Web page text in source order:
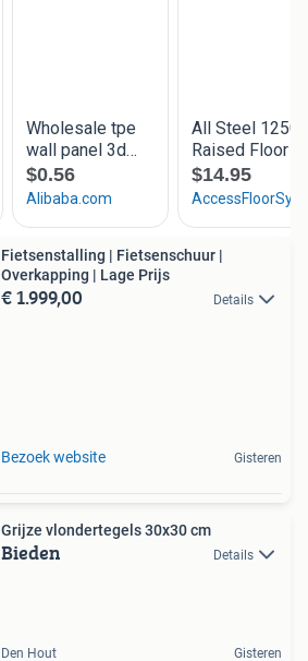
Fietsenstalling | Fietsenschuur |
Overkapping | Lage Prijs
€ 1.999,00 Details
Bezoek website Gisteren
Grijze vlondertegels 30x30 cm
Bieden Details
Den Hout Gisteren